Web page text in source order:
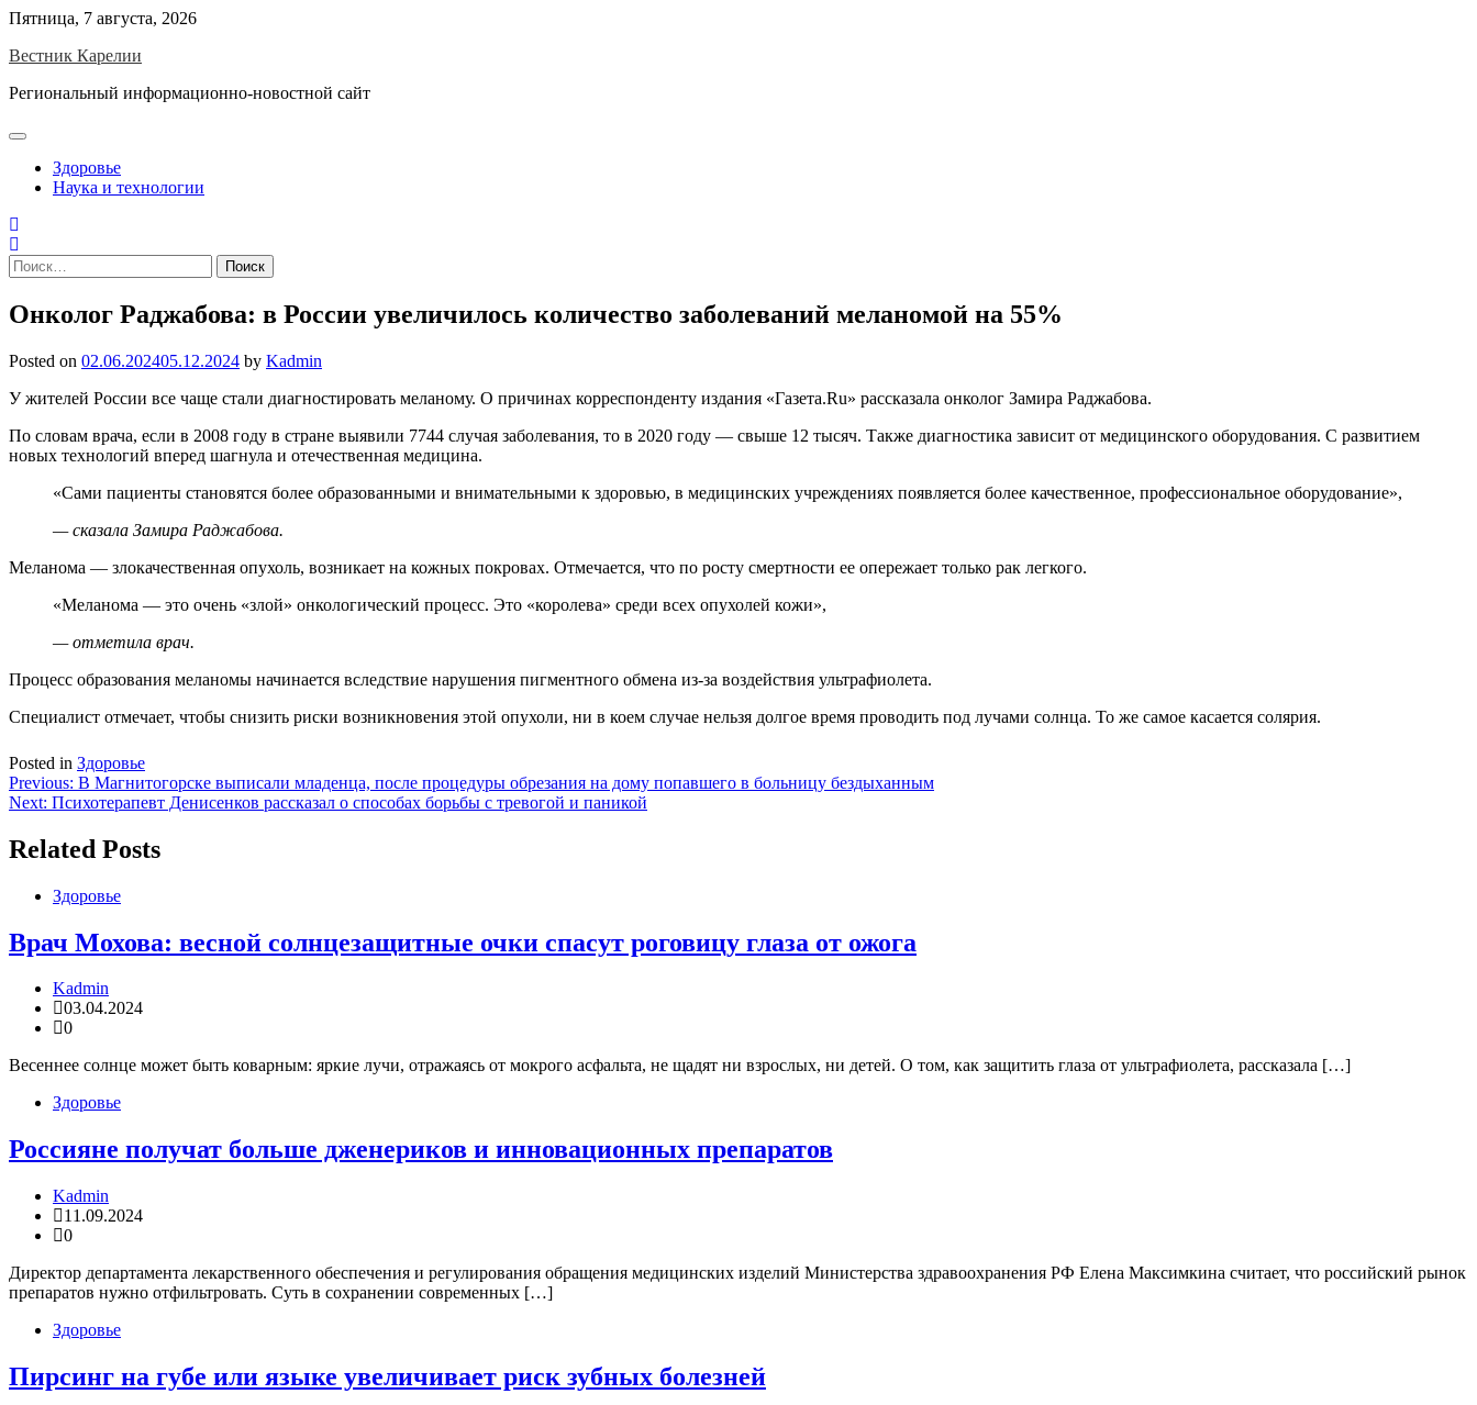
Skip
content
Пятница, 7 августа, 2026
Вестник Карелии
Региональный информационно-новостной сайт
Здоровье
Наука и технологии
Найти:
Онколог Раджабова: в России увеличилось количество заболеваний меланомой на 55%
Posted on 02.06.202405.12.2024 by Kadmin
У жителей России все чаще стали диагностировать меланому. О причинах корреспонденту издания «Газета.Ru» рассказала онколог Замира Раджабова.
По словам врача, если в 2008 году в стране выявили 7744 случая заболевания, то в 2020 году — свыше 12 тысяч. Также диагностика зависит от медицинского оборудования. С развитием
новых технологий вперед шагнула и отечественная медицина.
«Сами пациенты становятся более образованными и внимательными к здоровью, в медицинских учреждениях появляется более качественное, профессиональное оборудование»,
— сказала Замира Раджабова.
Меланома — злокачественная опухоль, возникает на кожных покровах. Отмечается, что по росту смертности ее опережает только рак легкого.
«Меланома — это очень «злой» онкологический процесс. Это «королева» среди всех опухолей кожи»,
— отметила врач.
Процесс образования меланомы начинается вследствие нарушения пигментного обмена из-за воздействия ультрафиолета.
Специалист отмечает, чтобы снизить риски возникновения этой опухоли, ни в коем случае нельзя долгое время проводить под лучами солнца. То же самое касается солярия.
Posted in Здоровье
Навигация
по
записям
Previous: В Магнитогорске выписали младенца, после процедуры обрезания на дому попавшего в больницу бездыханным
Next: Психотерапевт Денисенков рассказал о способах борьбы с тревогой и паникой
Related Posts
Здоровье
Врач Мохова: весной солнцезащитные очки спасут роговицу глаза от ожога
Kadmin
03.04.2024
0
Весеннее солнце может быть коварным: яркие лучи, отражаясь от мокрого асфальта, не щадят ни взрослых, ни детей. О том, как защитить глаза от ультрафиолета, рассказала […]
Здоровье
Россияне получат больше дженериков и инновационных препаратов
Kadmin
11.09.2024
0
Директор департамента лекарственного обеспечения и регулирования обращения медицинских изделий Министерства здравоохранения РФ Елена Максимкина считает, что российский рынок
препаратов нужно отфильтровать. Суть в сохранении современных […]
Здоровье
Пирсинг на губе или языке увеличивает риск зубных болезней